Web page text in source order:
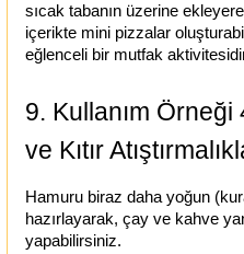
sıcak tabanın üzerine
içerikte mini pizzalar
eğlenceli bir mutfak
9. Kullanım
ve Kıtır
Hamuru biraz daha yoğun
hazırlayarak, çay ve kahve
yapabilirsiniz.